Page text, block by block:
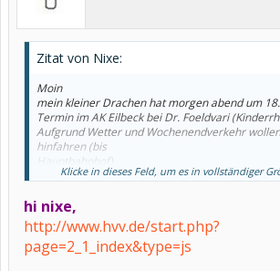
Zitat von Nixe:
Moin
mein kleiner Drachen hat morgen abend um
Termin im AK Eilbeck bei Dr. Foeldvari
Aufgrund Wetter und Wochenendverkehr
hinfahren (bis
Hauptbahnhof).
Wie oft fahren die S-Bahnen nach
zum Haus 6 von der S-Bahnhaltestelle aus?
Fragende Grüße von Nixe
Klicke in dieses Feld, um es in vollständiger
hi nixe,
http://www.hvv.de/start.php?
page=2_1_index&type=js